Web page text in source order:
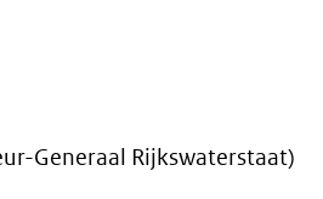
Generaal Rijkswaterstaat)